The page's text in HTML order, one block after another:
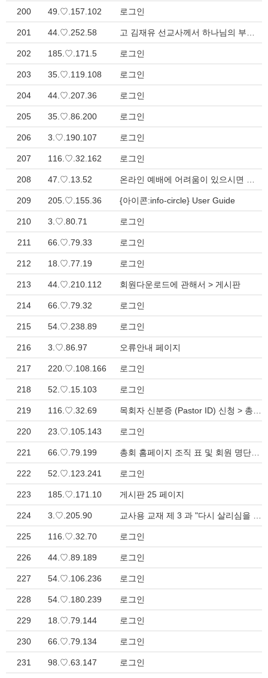
200 49.♡.157.102 로그인
201 44.♡.252.58
202 185.♡.171.5 로그인
203 35.♡.119.108 로그인
204 44.♡.207.36 로그인
205 35.♡.86.200 로그인
206 3.♡.190.107 로그인
207 116.♡.32.162 로그인
208 47.♡.13.52
209 205.♡.155.36 {아이콘:info-circle} User Guide
210 3.♡.80.71 로그인
211 66.♡.79.33 로그인
212 18.♡.77.19 로그인
213 44.♡.210.112 회원다운로드에 관해서 > 게시판
214 66.♡.79.32 로그인
215 54.♡.238.89 로그인
216 3.♡.86.97 오류안내 페이지
217 220.♡.108.166 로그인
218 52.♡.15.103 로그인
219 116.♡.32.69
220 23.♡.105.143 로그인
221 66.♡.79.199
222 52.♡.123.241 로그인
223 185.♡.171.10 게시판 25 페이지
224 3.♡.205.90
225 116.♡.32.70 로그인
226 44.♡.89.189 로그인
227 54.♡.106.236 로그인
228 54.♡.180.239 로그인
229 18.♡.79.144 로그인
230 66.♡.79.134 로그인
231 98.♡.63.147 로그인